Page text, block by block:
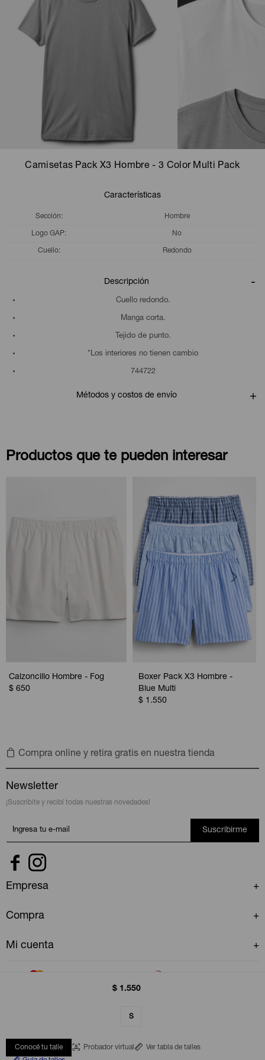
Camisetas Pack X3 Hombre - 3 Color Multi Pack
$ 1.550
S
Conocé tu talle Probador virtual
Ver tabla de talles
Características
Sección Hombre
Logo GAP No
Cuello Redondo
Descripción
Cuello redondo.
Manga corta.
Tejido de punto.
*Los interiores no tienen cambio
744722
Métodos y costos de envío
Productos que te pueden interesar
Calzoncillo Hombre - Fog
$ 650
Boxer Pack X3 Hombre -
Blue Multi
$ 1.550
Compra online y retira gratis en nuestra tienda
Newsletter
¡Suscribite y recibí todas nuestras novedades!
Suscribirme
 
Empresa
Compra
Mi cuenta
Camperas
Musculosas
Pijamas
Calzas
Camperas
Chalecos
Polos
Camperas
Chalecos
Camperas
Pijamas
Sets